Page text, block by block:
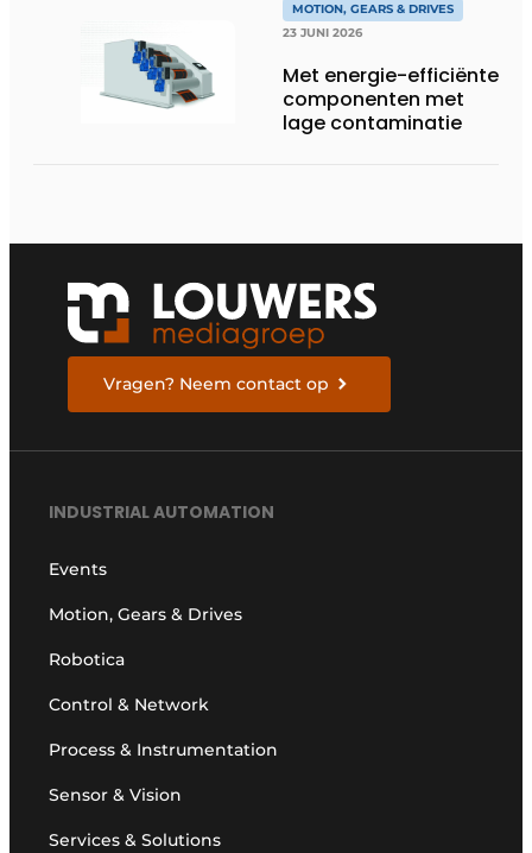
MOTION, GEARS & DRIVES
23 JUNI 2026
Met energie-efficiënte
componenten met
lage contaminatie
Vragen? Neem contact op
INDUSTRIAL AUTOMATION
Events
Motion, Gears & Drives
Robotica
Control & Network
Process & Instrumentation
Sensor & Vision
Services & Solutions